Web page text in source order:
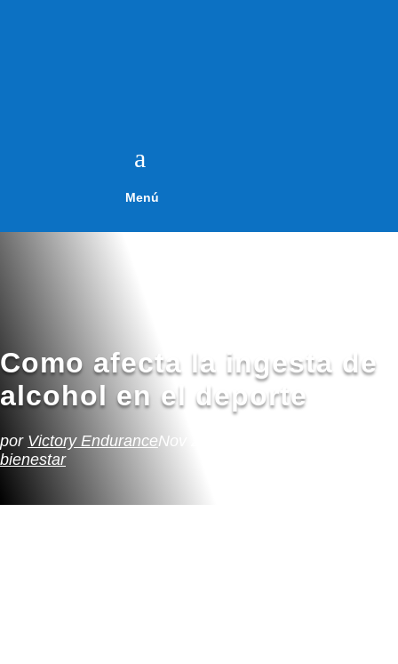
a
Menú
Como afecta la ingesta de
alcohol en el deporte
por Victory EnduranceNov 26, 2020
bienestar